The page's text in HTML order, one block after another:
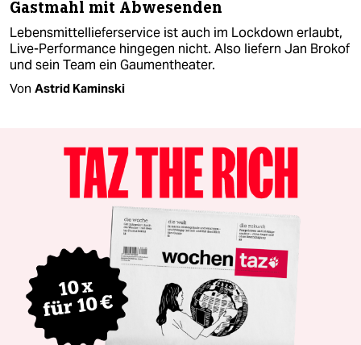
Gastmahl mit Abwesenden
Lebensmittellieferservice ist auch im Lockdown erlaubt,
Live-Performance hingegen nicht. Also liefern Jan Brokof
und sein Team ein Gaumentheater.
Von Astrid Kaminski